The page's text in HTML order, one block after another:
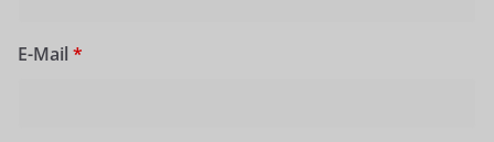
E-Mail *